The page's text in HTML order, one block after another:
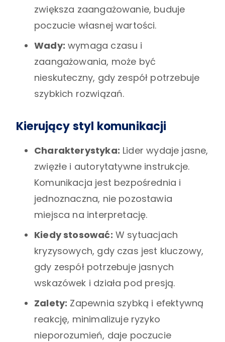
zwiększa zaangażowanie, buduje
poczucie własnej wartości.
Wady: wymaga czasu i
zaangażowania, może być
nieskuteczny, gdy zespół potrzebuje
szybkich rozwiązań.
Kierujący styl komunikacji
Charakterystyka: Lider wydaje jasne,
zwięzłe i autorytatywne instrukcje.
Komunikacja jest bezpośrednia i
jednoznaczna, nie pozostawia
miejsca na interpretację.
Kiedy stosować: W sytuacjach
kryzysowych, gdy czas jest kluczowy,
gdy zespół potrzebuje jasnych
wskazówek i działa pod presją.
Zalety: Zapewnia szybką i efektywną
reakcję, minimalizuje ryzyko
nieporozumień, daje poczucie